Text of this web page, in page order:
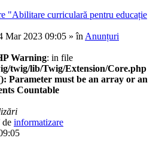
"Abilitare curriculară pentru educație
Mar 2023 09:05 » în Anunțuri
Warning: in file
twig/lib/Twig/Extension/Core.php
Parameter must be an array or an
Countable
de informatizare